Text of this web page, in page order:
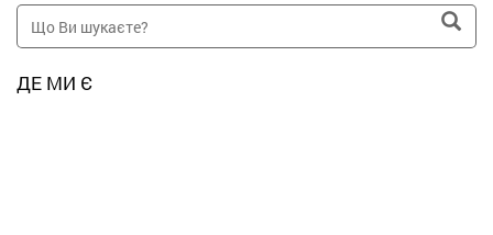
ДЕ МИ Є